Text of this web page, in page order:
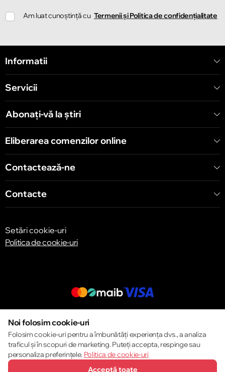
Strada Ion Creangă 78
Strada Mitropolit Varlaam 58
Chișinău
Am luat cunoștință cu Termenii și Politica de confidențialitate
Informatii
Servicii
Abonați-vă la știri
Eliberarea comenzilor online
Contactează-ne
Contacte
Setări cookie-uri
Politica de cookie-uri
© 2013 – 2026 ECOM
Noi folosim cookie-uri
Folosim cookie-uri pentru a îmbunătăți experiența dvs., a analiza
traficul și în scopuri de marketing. Puteți accepta, respinge sau
personaliza preferințele. Politica de cookie-uri
Acceptă toate